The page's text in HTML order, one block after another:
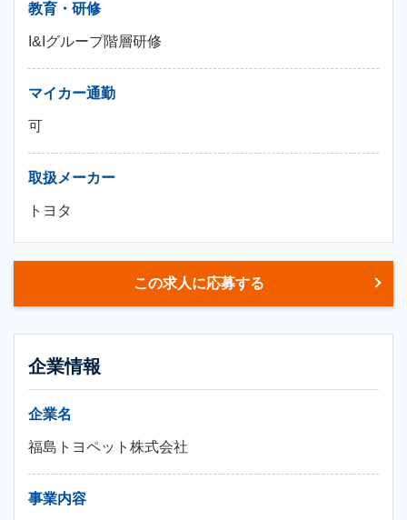
教育・研修
I&Iグループ階層研修
マイカー通勤
可
取扱メーカー
トヨタ
この求人に応募する
企業情報
企業名
福島トヨペット株式会社
事業内容